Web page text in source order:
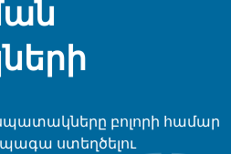
բոլորի համար
ստեղծելու